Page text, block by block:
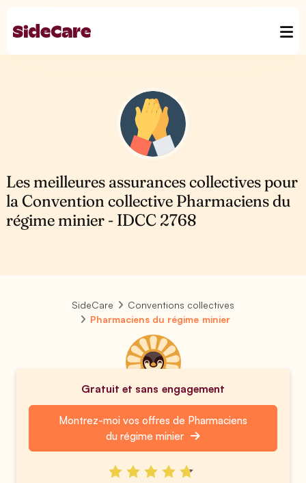
Les meilleures assurances collectives pour
la Convention collective Pharmaciens du
régime minier - IDCC 2768
SideCare
Conventions collectives
Pharmaciens du régime minier
Gratuit et sans engagement
Montrez-moi vos offres de Pharmaciens
du régime minier